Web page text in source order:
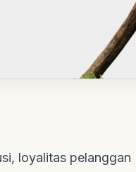
loyalitas pelanggan